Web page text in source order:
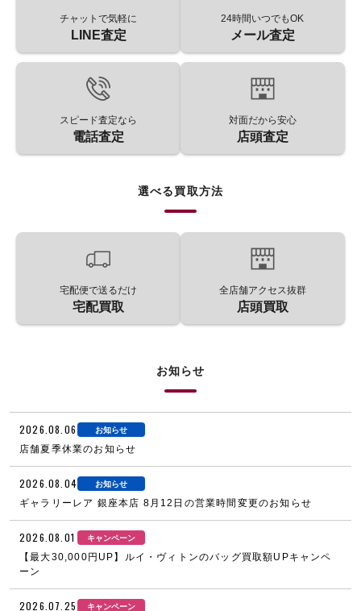
チャットで気軽に
LINE査定
24時間いつでもOK
メール査定
スピード査定なら
電話査定
対面だから安心
店頭査定
選べる買取方法
宅配便で送るだけ
宅配買取
全店舗アクセス抜群
店頭買取
お知らせ
2026.08.06 お知らせ
店舗夏季休業のお知らせ
2026.08.04 お知らせ
ギャラリーレア 銀座本店 8月12日の営業時間変更のお知らせ
2026.08.01 キャンペーン
【最大30,000円UP】ルイ・ヴィトンのバッグ買取額UPキャンペ
ーン
2026.07.25 キャンペーン